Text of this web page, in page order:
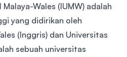
Wales (IUMW) adalah
yang didirikan oleh
(Inggris) dan Universitas
sebuah universitas